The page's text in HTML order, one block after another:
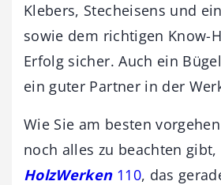
Klebers, Stecheisens und
sowie dem richtigen Know-
Erfolg sicher. Auch ein
ein guter Partner in der
Wie Sie am besten
noch alles zu beachten gibt,
HolzWerken 110, das